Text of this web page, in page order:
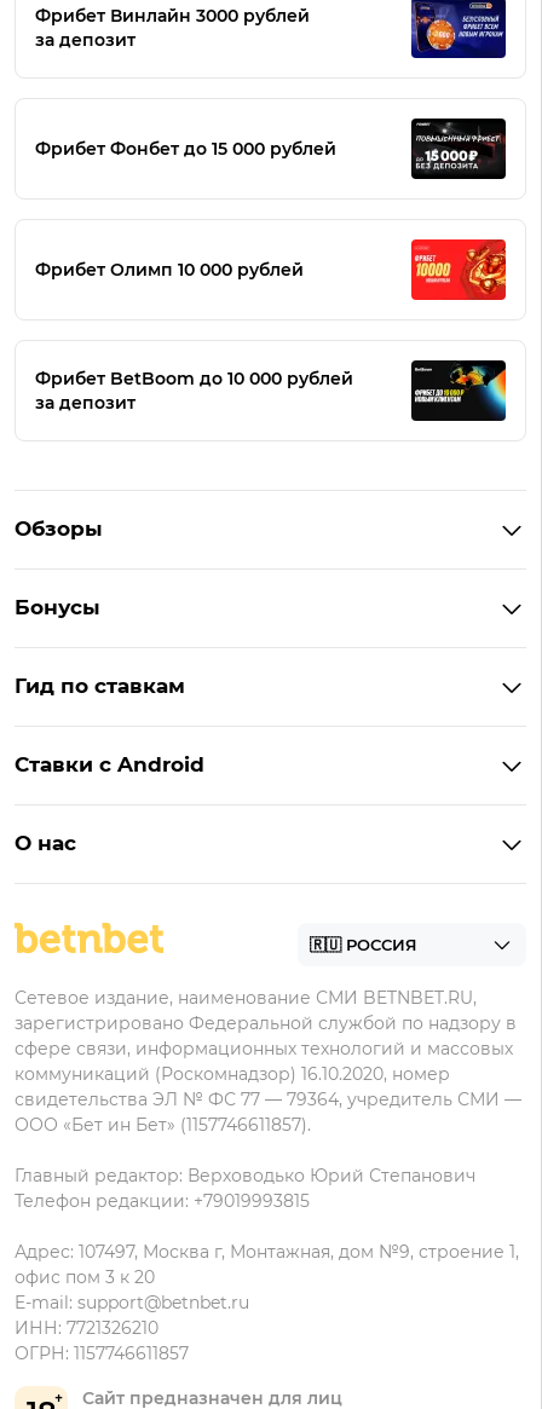
Фрибет Винлайн 3000 рублей
за депозит
Фрибет Фонбет до 15 000 рублей
Фрибет Олимп 10 000 рублей
Фрибет BetBoom до 10 000 рублей
за депозит
Обзоры
BetBoom
Пари
Леон
Zenit
Бонусы
Бонусы BetBoom
Бонусы Леон
Гид по ставкам
БК для ставок с мобильного
Ставки с Android
Фонбет на Андроид
Олимп на Андроид
О нас
Пользовательское соглашение
данных
Сайт предназначен для лиц
Сетевое издание, наименование СМИ BETNBET.RU,
зарегистрировано Федеральной службой по надзору в
сфере связи, информационных технологий и массовых
коммуникаций (Роскомнадзор) 16.10.2020, номер
свидетельства ЭЛ № ФС 77 — 79364, учредитель СМИ —
ООО «Бет ин Бет» (1157746611857).
Главный редактор: Верховодько Юрий Степанович
Телефон редакции: +79019993815
Адрес: 107497, Москва г, Монтажная, дом №9, строение 1,
офис пом 3 к 20
E-mail: support@betnbet.ru
ИНН: 7721326210
ОГРН: 1157746611857